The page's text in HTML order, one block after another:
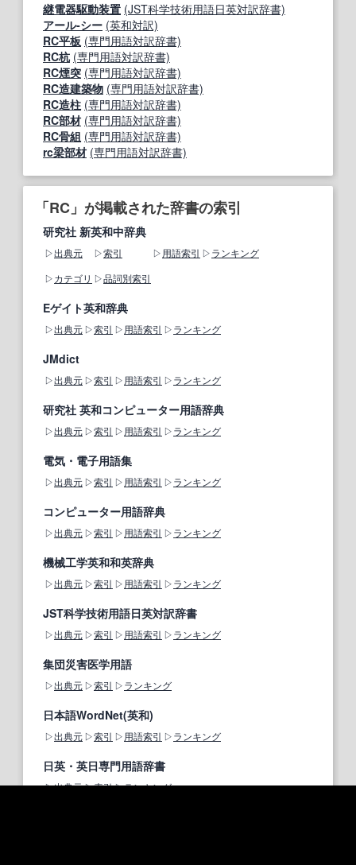
継電器駆動装置 (JST科学技術用語日英対訳辞書)
アール‐シー (英和対訳)
RC平板 (専門用語対訳辞書)
RC杭 (専門用語対訳辞書)
RC煙突 (専門用語対訳辞書)
RC造建築物 (専門用語対訳辞書)
RC造柱 (専門用語対訳辞書)
RC部材 (専門用語対訳辞書)
RC骨組 (専門用語対訳辞書)
rc梁部材 (専門用語対訳辞書)
「RC」が掲載された辞書の索引
研究社 新英和中辞典
出典元 索引 用語索引
ランキング
カテゴリ
品詞別索引
Eゲイト英和辞典
出典元 索引 用語索引 ランキング
JMdict
出典元 索引 用語索引 ランキング
研究社 英和コンピューター用語辞典
出典元 索引 用語索引 ランキング
電気・電子用語集
出典元 索引 用語索引 ランキング
コンピューター用語辞典
出典元 索引 用語索引 ランキング
機械工学英和和英辞典
出典元 索引 用語索引 ランキング
JST科学技術用語日英対訳辞書
出典元 索引 用語索引 ランキング
集団災害医学用語
出典元 索引 ランキング
日本語WordNet(英和)
出典元 索引 用語索引 ランキング
日英・英日専門用語辞書
出典元 索引 ランキング